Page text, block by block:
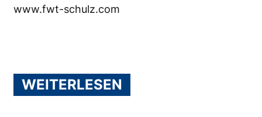
www.fwt-schulz.com
WEITERLESEN